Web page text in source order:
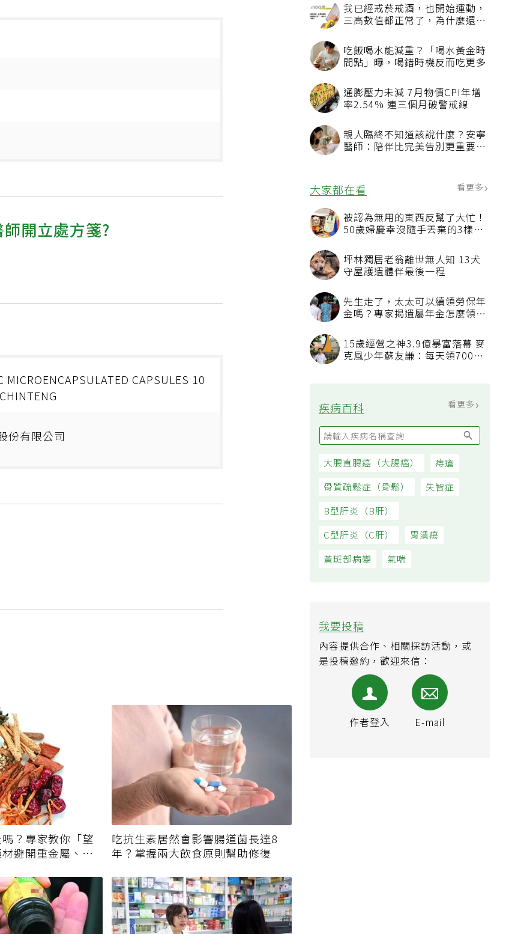
我已經戒菸戒酒，也開始運動，
三高數值都正常了，為什麼還不
吃飯喝水能減重？「喝水黃金時
間點」曝，喝錯時機反而吃更多
通膨壓力未減 7月物價CPI年增
率2.54% 連三個月破警戒線
親人臨終不知道該說什麼？安寧
醫師：陪伴比完美告別更重要，
大家都在看 看更多
被認為無用的東西反幫了大忙！
50歲婦慶幸沒隨手丟棄的3樣物
坪林獨居老翁離世無人知 13犬
守屋護遺體伴最後一程
先生走了，太太可以續領勞保年
金嗎？專家揭遺屬年金怎麼領，
15歲經營之神3.9億暴富落幕 麥
克風少年蘇友謙：每天領700元
疾病百科 看更多
大腸直腸癌（大腸癌）
痔瘡
骨質疏鬆症（骨鬆）
失智症
B型肝炎（B肝）
C型肝炎（C肝）
胃潰瘍
黃斑部病變
氣喘
我要投稿
內容提供合作、相關採訪活動，或
是投稿邀約，歡迎來信：
作者登入 E-mail
開立處方箋?
MICROENCAPSULATED CAPSULES 10
份有限公司
？專家教你「望
避開重金屬、發
吃抗生素居然會影響腸道菌長達8
年？掌握兩大飲食原則幫助修復